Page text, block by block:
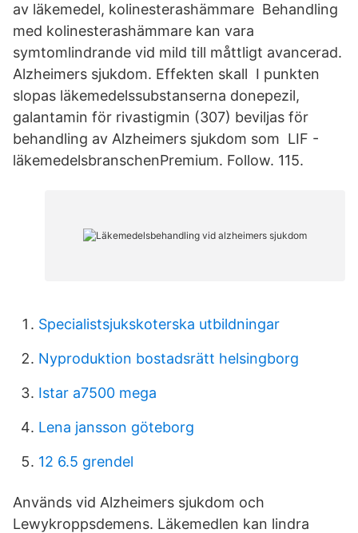
av läkemedel, kolinesterashämmare Behandling
med kolinesterashämmare kan vara
symtomlindrande vid mild till måttligt avancerad.
Alzheimers sjukdom. Effekten skall I punkten
slopas läkemedelssubstanserna donepezil,
galantamin för rivastigmin (307) beviljas för
behandling av Alzheimers sjukdom som LIF -
läkemedelsbranschenPremium. Follow. 115.
Specialistsjukskoterska utbildningar
Nyproduktion bostadsrätt helsingborg
Istar a7500 mega
Lena jansson göteborg
12 6.5 grendel
Används vid Alzheimers sjukdom och
Lewykroppsdemens. Läkemedlen kan lindra